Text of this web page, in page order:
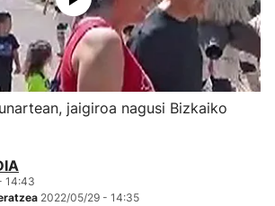
jaigiroa nagusi Bizkaiko
14:43
2022/05/29 - 14:35